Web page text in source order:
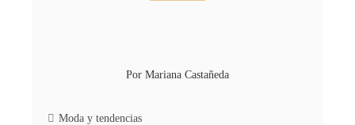
Por Mariana Castañeda
Moda y tendencias